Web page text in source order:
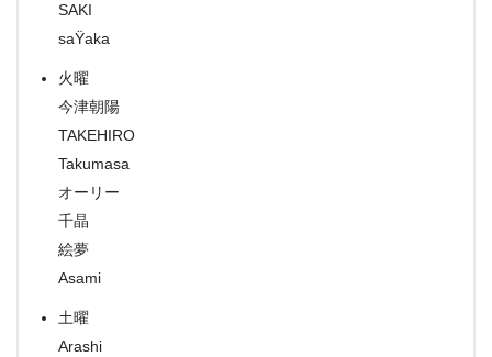
SAKI
saŸaka
火曜
今津朝陽
TAKEHIRO
Takumasa
オーリー
千晶
絵夢
Asami
土曜
Arashi